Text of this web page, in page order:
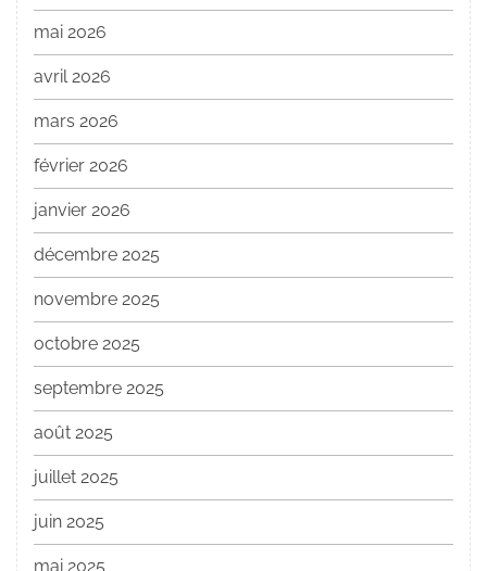
mai 2026
avril 2026
mars 2026
février 2026
janvier 2026
décembre 2025
novembre 2025
octobre 2025
septembre 2025
août 2025
juillet 2025
juin 2025
mai 2025